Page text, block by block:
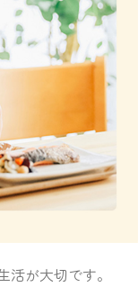
が大切です。